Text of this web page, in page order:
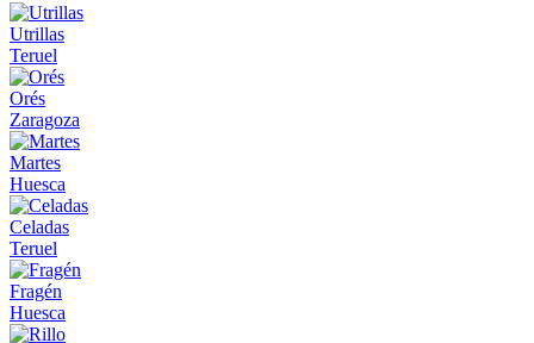
Utrillas
Teruel
Orés
Zaragoza
Martes
Huesca
Celadas
Teruel
Fragén
Huesca